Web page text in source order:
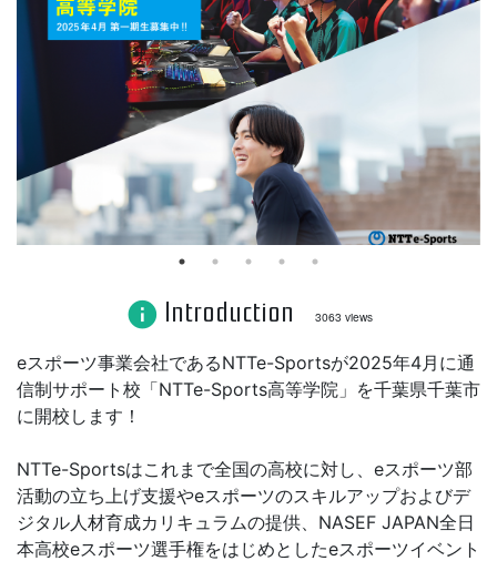
info Introduction 3063 views
eスポーツ事業会社であるNTTe-Sportsが2025年4月に通
信制サポート校「NTTe-Sports高等学院」を千葉県千葉市
に開校します！
NTTe-Sportsはこれまで全国の高校に対し、eスポーツ部
活動の立ち上げ支援やeスポーツのスキルアップおよびデ
ジタル人材育成カリキュラムの提供、NASEF JAPAN全日
本高校eスポーツ選手権をはじめとしたeスポーツイベント